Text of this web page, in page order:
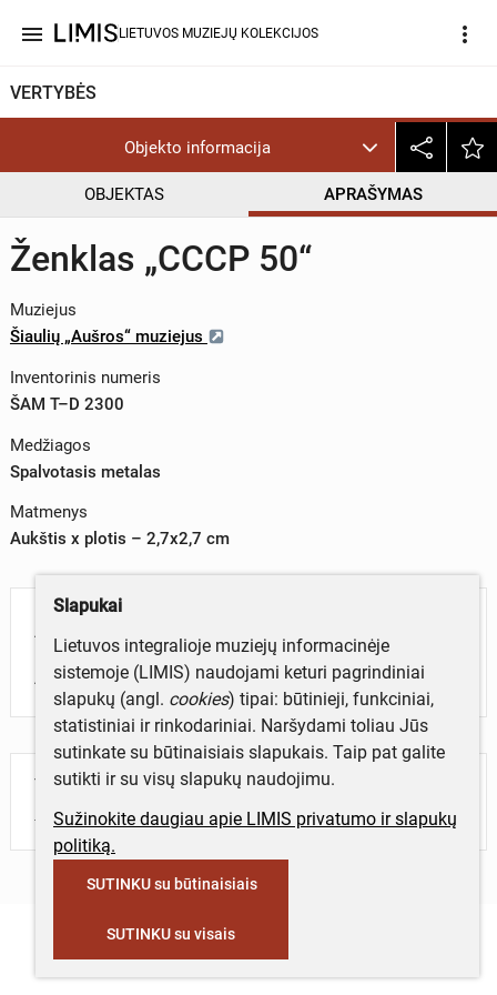
menu LIETUVOS MUZIEJŲ KOLEKCIJOS more_vert
VERTYBĖS
Objekto informacija
OBJEKTAS APRAŠYMAS
Ženklas „СССР 50“
Muziejus
Šiaulių „Aušros“ muziejus
Inventorinis numeris
ŠAM T–D 2300
Medžiagos
Spalvotasis metalas
Matmenys
Aukštis x plotis – 2,7x2,7 cm
Aprašymas
Atminimo ženklas „СССР 50“.
Turite daugiau informacijos apie objektą?
Parašykite mums!
Slapukai
Lietuvos integralioje muziejų informacinėje
sistemoje (LIMIS) naudojami keturi pagrindiniai
slapukų (angl. cookies) tipai: būtinieji, funkciniai,
statistiniai ir rinkodariniai. Naršydami toliau Jūs
sutinkate su būtinaisiais slapukais. Taip pat galite
sutikti ir su visų slapukų naudojimu.
Sužinokite daugiau apie LIMIS privatumo ir slapukų
politiką.
SUTINKU su būtinaisiais
SUTINKU su visais